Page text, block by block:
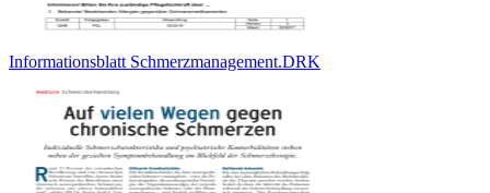
Informationsblatt Schmerzmanagement.DRK